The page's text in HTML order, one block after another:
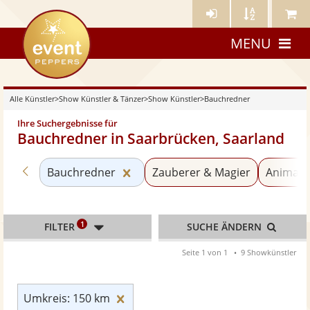
Künstler- Künstler Meine
eventpeppers
MENU
Alle Künstler>Show Künstler & Tänzer>Show Künstler>Bauchredner
Ihre Suchergebnisse für
Bauchredner in Saarbrücken, Saarland
Zurück zu «Show Künstler»
Bauchredner Kategorie «Bauchredner»
Zauberer & Magier
Umkreis: 150 km
FILTER 1 SUCHE ÄNDERN
Seite 1 von 1 9 Showkünstler